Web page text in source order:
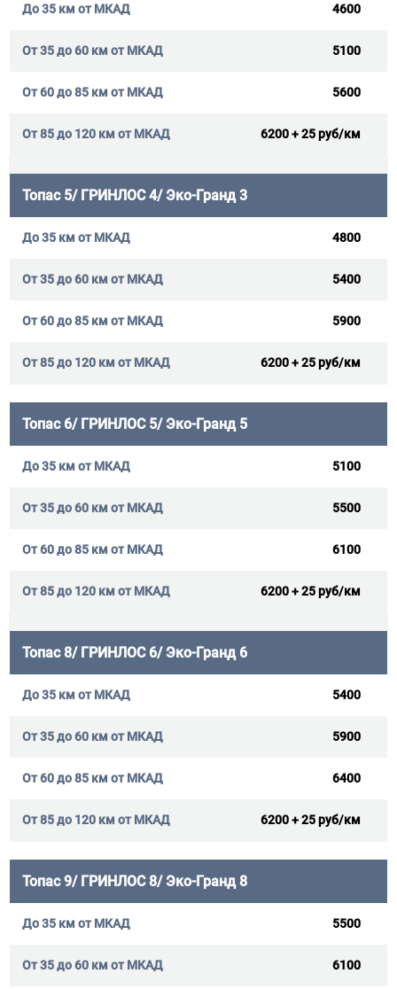
4600
5100
5600
6200 + 25 руб/км
Топас 5/ ГРИНЛОС 4/ Эко-Гранд 3
4800
5400
5900
6200 + 25 руб/км
Топас 6/ ГРИНЛОС 5/ Эко-Гранд 5
5100
5500
6100
6200 + 25 руб/км
Топас 8/ ГРИНЛОС 6/ Эко-Гранд 6
5400
5900
6400
6200 + 25 руб/км
Топас 9/ ГРИНЛОС 8/ Эко-Гранд 8
5500
6100